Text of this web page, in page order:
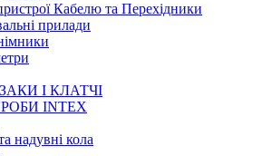
Кабелю та Перехідники
прилади
І КЛАТЧІ
INTEX
надувні кола